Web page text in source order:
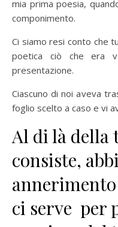
mia prima poesia,
componimento.
Ci siamo resi conto che
poetica ciò che era
presentazione.
Ciascuno di noi aveva
foglio scelto a caso e vi
Al di là della
consiste,
ci serve per